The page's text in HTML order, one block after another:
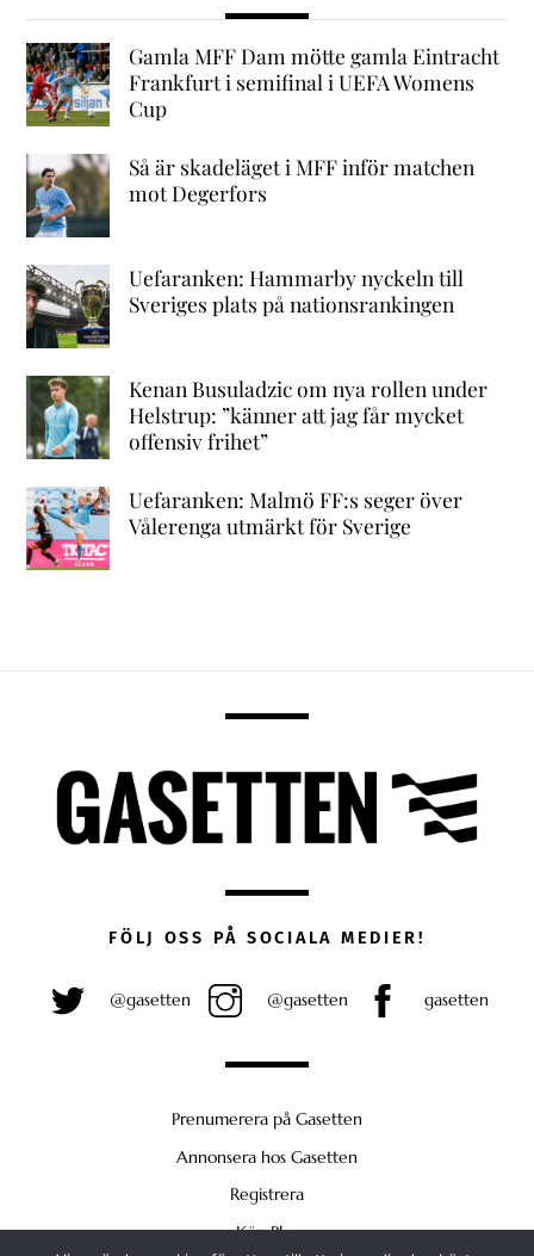
Gamla MFF Dam mötte gamla Eintracht
Frankfurt i semifinal i UEFA Womens
Cup
Så är skadeläget i MFF inför matchen
mot Degerfors
Uefaranken: Hammarby nyckeln till
Sveriges plats på nationsrankingen
Kenan Busuladzic om nya rollen under
Helstrup: ”känner att jag får mycket
offensiv frihet”
Uefaranken: Malmö FF:s seger över
Vålerenga utmärkt för Sverige
FÖLJ OSS PÅ SOCIALA MEDIER!
@gasetten @gasetten gasetten
Prenumerera på Gasetten
Annonsera hos Gasetten
Registrera
Köp Plus